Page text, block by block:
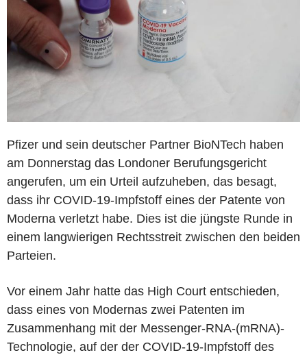
Pfizer und sein deutscher Partner BioNTech haben
am Donnerstag das Londoner Berufungsgericht
angerufen, um ein Urteil aufzuheben, das besagt,
dass ihr COVID-19-Impfstoff eines der Patente von
Moderna verletzt habe. Dies ist die jüngste Runde in
einem langwierigen Rechtsstreit zwischen den beiden
Parteien.
Vor einem Jahr hatte das High Court entschieden,
dass eines von Modernas zwei Patenten im
Zusammenhang mit der Messenger-RNA-(mRNA)-
Technologie, auf der der COVID-19-Impfstoff des